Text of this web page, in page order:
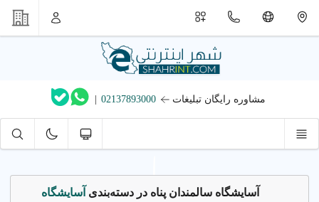
مشاوره رایگان تبلیغات 02137893000
|
آسایشگاه سالمندان پناه در دسته‌بندی آسایشگاه